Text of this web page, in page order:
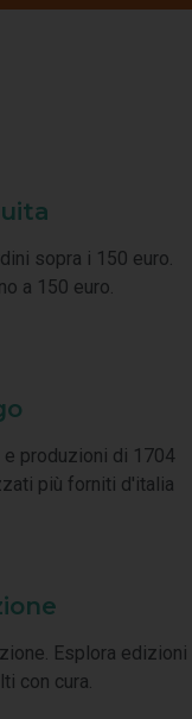
sopra i 150 euro.
a 150 euro.
produzioni di 1704
più forniti d'italia
Esplora edizioni
con cura.